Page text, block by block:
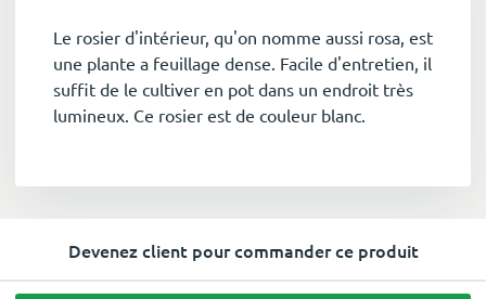
Le rosier d'intérieur, qu'on nomme aussi rosa, est
une plante a feuillage dense. Facile d'entretien, il
suffit de le cultiver en pot dans un endroit très
lumineux. Ce rosier est de couleur blanc.
Devenez client pour commander ce produit